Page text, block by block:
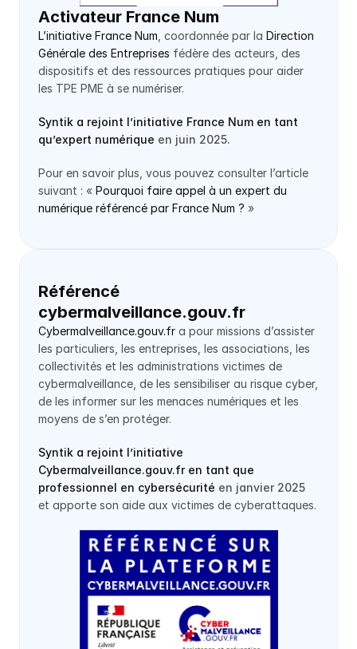
Activateur France Num
L’initiative France Num , coordonnée par la Direction
Générale des Entreprises fédère des acteurs, des
dispositifs et des ressources pratiques pour aider
les TPE PME à se numériser.
Syntik a rejoint l’initiative France Num en tant
qu’expert numérique en juin 2025.
Pour en savoir plus, vous pouvez consulter l’article
suivant : « Pourquoi faire appel à un expert du
numérique référencé par France Num ? »
Référencé
cybermalveillance.gouv.fr
Cybermalveillance.gouv.fr a pour missions d’assister
les particuliers, les entreprises, les associations, les
collectivités et les administrations victimes de
cybermalveillance, de les sensibiliser au risque cyber,
de les informer sur les menaces numériques et les
moyens de s’en protéger.
Syntik a rejoint l’initiative
Cybermalveillance.gouv.fr en tant que
professionnel en cybersécurité en janvier 2025
et apporte son aide aux victimes de cyberattaques.